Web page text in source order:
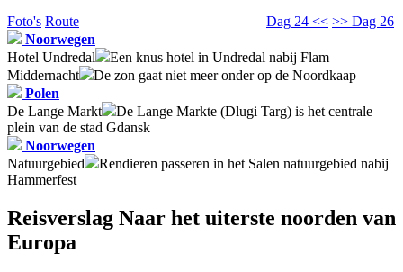
>> Dag 26
Dag 24 <<
Foto's Route
Noorwegen
Hotel Undredal
Een knus hotel in Undredal nabij Flam
Middernacht
De zon gaat niet meer onder op de Noordkaap
Polen
De Lange Markt
De Lange Markte (Dlugi Targ) is het centrale
plein van de stad Gdansk
Noorwegen
Natuurgebied
Rendieren passeren in het Salen natuurgebied nabij
Hammerfest
Reisverslag Naar het uiterste noorden van
Europa